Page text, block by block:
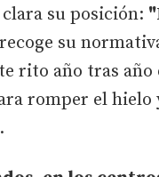
su posición:
su
rito año tras año
romper el hielo